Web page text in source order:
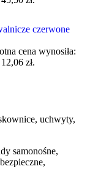
cena wynosiła:
zł.
uchwyty,
samonośne,